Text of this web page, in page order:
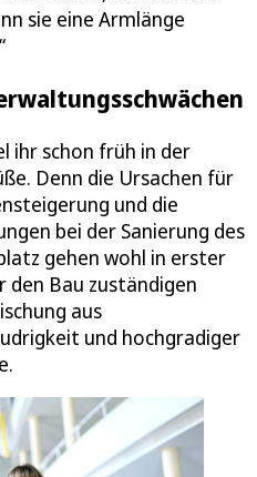
sie eine Armlänge
ihr schon früh in der
Denn die Ursachen für
und die
bei der Sanierung des
gehen wohl in erster
den Bau zuständigen
aus
und hochgradiger